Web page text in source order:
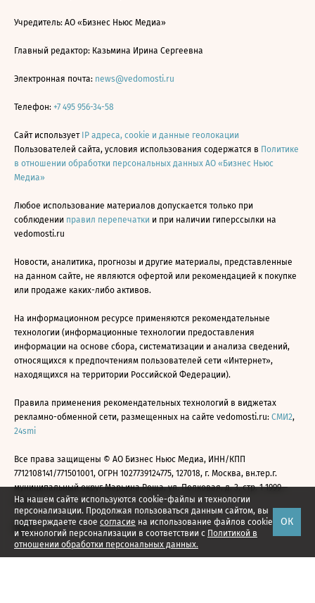
На нашем сайте используются cookie-файлы и технологии
персонализации. Продолжая пользоваться данным сайтом, вы
подтверждаете свое согласие на использование файлов cookie
и технологий персонализации в соответствии с Политикой в
отношении обработки персональных данных.
ОК
Учредитель: АО «Бизнес Ньюс Медиа»
Главный редактор: Казьмина Ирина Сергеевна
Электронная почта: news@vedomosti.ru
Телефон: +7 495 956-34-58
Сайт использует IP адреса, cookie и данные геолокации
Пользователей сайта, условия использования содержатся в Политике
в отношении обработки персональных данных АО «Бизнес Ньюс
Медиа»
Любое использование материалов допускается только при
соблюдении правил перепечатки и при наличии гиперссылки на
vedomosti.ru
Новости, аналитика, прогнозы и другие материалы, представленные
на данном сайте, не являются офертой или рекомендацией к покупке
или продаже каких-либо активов.
На информационном ресурсе применяются рекомендательные
технологии (информационные технологии предоставления
информации на основе сбора, систематизации и анализа сведений,
относящихся к предпочтениям пользователей сети «Интернет»,
находящихся на территории Российской Федерации).
Правила применения рекомендательных технологий в виджетах
рекламно-обменной сети, размещенных на сайте vedomosti.ru: СМИ2,
24smi
Все права защищены © АО Бизнес Ньюс Медиа, ИНН/КПП
7712108141/771501001, ОГРН 1027739124775, 127018, г. Москва, вн.тер.г.
муниципальный округ Марьина Роща, ул. Полковая, д. 3, стр. 1 1999—
2026